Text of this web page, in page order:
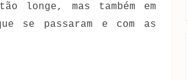
longe, mas também em
se passaram e com as